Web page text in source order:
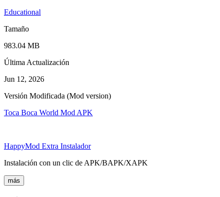
Educational
Tamaño
983.04 MB
Última Actualización
Jun 12, 2026
Versión Modificada (Mod version)
Toca Boca World Mod APK
HappyMod Extra Instalador
Instalación con un clic de APK/BAPK/XAPK
más